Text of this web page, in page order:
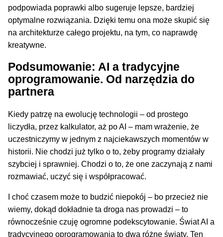
podpowiada poprawki albo sugeruje lepsze, bardziej
optymalne rozwiązania. Dzięki temu ona może skupić się
na architekturze całego projektu, na tym, co naprawdę
kreatywne.
Podsumowanie: AI a tradycyjne
oprogramowanie. Od narzędzia do
partnera
Kiedy patrzę na ewolucję technologii – od prostego
liczydła, przez kalkulator, aż po AI – mam wrażenie, że
uczestniczymy w jednym z najciekawszych momentów w
historii. Nie chodzi już tylko o to, żeby programy działały
szybciej i sprawniej. Chodzi o to, że one zaczynają z nami
rozmawiać, uczyć się i współpracować.
I choć czasem może to budzić niepokój – bo przecież nie
wiemy, dokąd dokładnie ta droga nas prowadzi – to
równocześnie czuję ogromne podekscytowanie. Świat AI a
tradycyjnego oprogramowania to dwa różne światy. Ten